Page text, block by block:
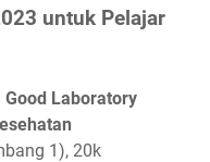
untuk Pelajar
Laboratory
1), 20k